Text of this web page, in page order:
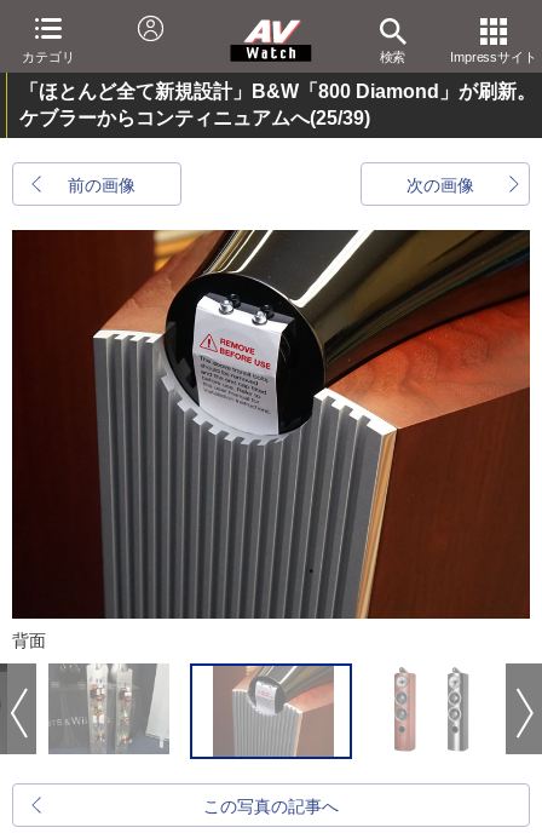
カテゴリ 検索 Impressサイト
「ほとんど全て新規設計」B&W「800 Diamond」が刷新。
ケブラーからコンティニュアムへ(25/39)
前の画像 次の画像
背面
この写真の記事へ